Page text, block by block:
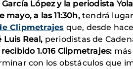
López y la periodista
mayo, a las 11:30h,tendrá
Clipmetrajes que, desde
Luis Real, periodistas de
1.016 Clipmetrajes:
con los obstáculos que